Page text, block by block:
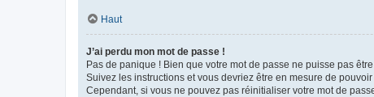
Haut
J’ai perdu mon mot de passe !
Pas de panique ! Bien que votre mot de passe ne puisse pas
Suivez les instructions et vous devriez être en mesure de
Cependant, si vous ne pouvez pas réinitialiser votre mot de